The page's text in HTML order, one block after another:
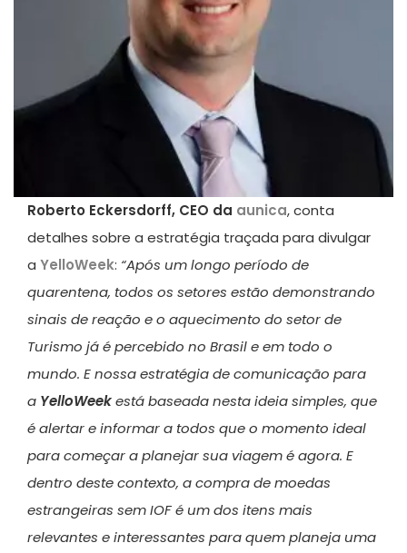
Roberto Eckersdorff, CEO da aunica, conta
detalhes sobre a estratégia traçada para divulgar
a YelloWeek: “Após um longo período de
quarentena, todos os setores estão demonstrando
sinais de reação e o aquecimento do setor de
Turismo já é percebido no Brasil e em todo o
mundo. E nossa estratégia de comunicação para
a YelloWeekestá baseada nesta ideia simples, que
é alertar e informar a todos que o momento ideal
para começar a planejar sua viagem é agora. E
dentro deste contexto, a compra de moedas
estrangeiras sem IOF é um dos itens mais
relevantes e interessantes para quem planeja uma